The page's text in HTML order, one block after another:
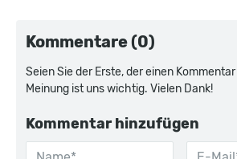
Kommentare (0)
Seien Sie der Erste, der einen
Meinung ist uns wichtig. Vielen Dank!
Kommentar hinzufügen